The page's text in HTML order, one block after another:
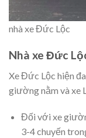
nhà xe Đức Lộc
Nhà xe Đức
Xe Đức Lộc hiện
giường nằm và xe
Đối với xe
3-4 chuyến